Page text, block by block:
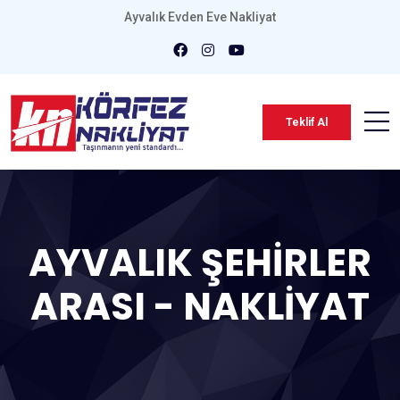
Ayvalık Evden Eve Nakliyat
Teklif Al
AYVALIK ŞEHİRLER
ARASI - NAKLİYAT